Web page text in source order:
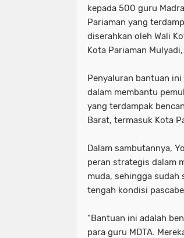
kepada 500 guru
Pariaman yang
diserahkan oleh Wali
Kota Pariaman
Penyaluran bantuan
dalam membantu
yang terdampak
Barat, termasuk Kota
Dalam sambutannya,
peran strategis dalam
muda, sehingga
tengah kondisi
“Bantuan ini adalah
para guru MDTA.